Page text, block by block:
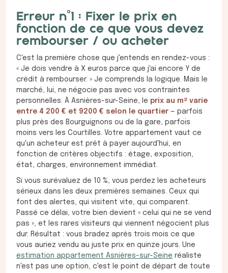
Erreur n°1 : Fixer le prix en
fonction de ce que vous devez
rembourser / ou acheter
C'est la première chose que j'entends en rendez-vous :
« Je dois vendre à X euros parce que j'ai encore Y de
crédit à rembourser. » Je comprends la logique. Mais le
marché, lui, ne négocie pas avec vos contraintes
personnelles. À Asnières-sur-Seine, le prix au m² varie
entre 4 200 € et 9200 € selon le quartier — parfois
plus près des Bourguignons ou de la gare, parfois
moins vers les Courtilles. Votre appartement vaut ce
qu'un acheteur est prêt à payer aujourd'hui, en
fonction de critères objectifs : étage, exposition,
état, charges, environnement immédiat.
Si vous surévaluez de 10 %, vous perdez les acheteurs
sérieux dans les deux premières semaines. Ceux qui
font des alertes, qui visitent vite, qui comparent.
Passé ce délai, votre bien devient « celui qui ne se vend
pas », et les rares visiteurs qui viennent négocient plus
dur. Résultat : vous bradez après trois mois ce que
vous auriez vendu au juste prix en quinze jours. Une
estimation appartement Asnières-sur-Seine réaliste
n'est pas une option, c'est le point de départ de toute